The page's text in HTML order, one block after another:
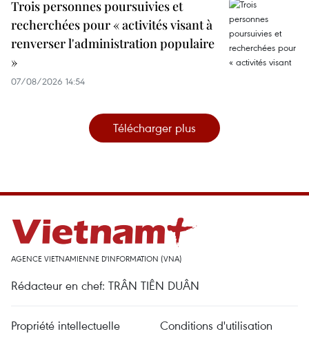
Trois personnes poursuivies et
recherchées pour « activités visant à
renverser l'administration populaire
»
07/08/2026 14:54
Télécharger plus
AGENCE VIETNAMIENNE D'INFORMATION (VNA)
Rédacteur en chef: TRÂN TIÊN DUÂN
Propriété intellectuelle Conditions d'utilisation